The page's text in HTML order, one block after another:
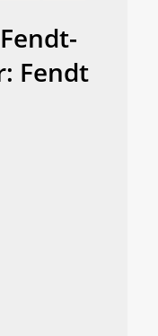
Fendt